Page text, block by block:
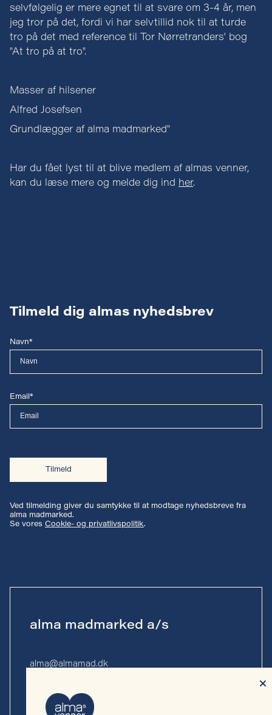
selvfølgelig er mere egnet til at svare om 3-4 år, men
jeg tror på det, fordi vi har selvtillid nok til at turde
tro på det med reference til Tor Nørretranders' bog
"At tro på at tro".
Masser af hilsener
Alfred Josefsen
Grundlægger af alma madmarked"
Har du fået lyst til at blive medlem af almas venner,
kan du læse mere og melde dig ind her.
Tilmeld dig almas nyhedsbrev
Navn*
Email*
Tilmeld
Ved tilmelding giver du samtykke til at modtage nyhedsbreve fra
alma madmarked.
Se vores Cookie- og privatlivspolitik.
alma madmarked a/s
alma@almamad.dk
CVR-nr. 44 89 27 23